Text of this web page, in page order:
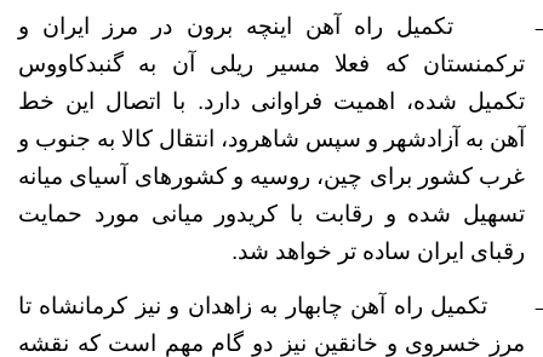
تکمیل راه آهن اینچه برون در مرز ایران و
ترکمنستان که فعلا مسیر ریلی آن به گنبدکاووس
تکمیل شده، اهمیت فراوانی دارد. با اتصال این خط
آهن به آزادشهر و سپس شاهرود، انتقال کالا به جنوب و
غرب کشور برای چین، روسیه و کشورهای آسیای میانه
تسهیل شده و رقابت با کریدور میانی مورد حمایت
رقبای ایران ساده تر خواهد شد.
تکمیل راه آهن چابهار به زاهدان و نیز کرمانشاه تا
مرز خسروی و خانقین نیز دو گام مهم است که نقشه